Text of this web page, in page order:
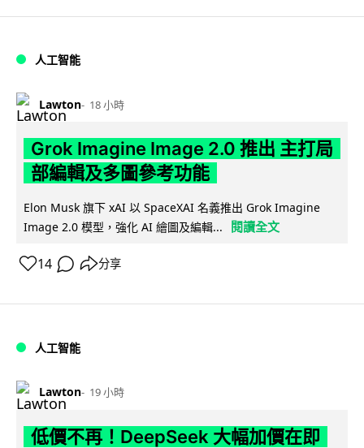
人工智能
Lawton 18 小時
Grok Imagine Image 2.0 推出 主打局
部編輯及多圖參考功能
Elon Musk 旗下 xAI 以 SpaceXAI 名義推出 Grok Imagine
Image 2.0 模型，強化 AI 繪圖及編輯...
閱讀全文
14 分享
人工智能
Lawton 19 小時
低價不再！DeepSeek 大幅加價在即